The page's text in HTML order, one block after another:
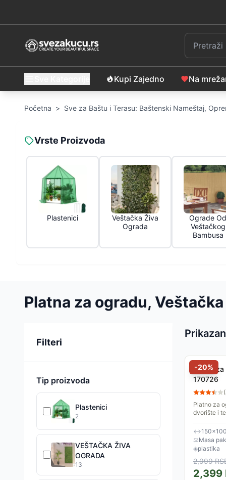
Kupi Zajedno Na
Početna > Sve za Baštu i Terasu: Baštenski Nameštaj,
Vrste Proizvoda
Plastenici
Veštačka Živa
Ograda
Ograde Od
Veštačkog
Bambusa
Platna za ogradu,
Filteri
Tip proizvoda
Plastenici
2
VEŠTAČKA ŽIVA
OGRADA
13
Sortiranje
-20%
Platno
170726
(
Platno za
dvorište i
Dimenzije...
↔
⚖Masa
◈plastika
2,999
2,399